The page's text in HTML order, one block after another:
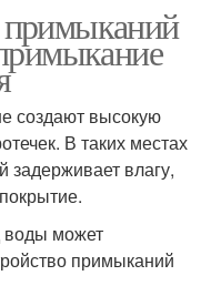
создают высокую
В таких местах
задерживает влагу,
может
примыканий